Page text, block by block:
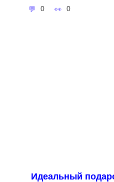
0 0
Идеальный